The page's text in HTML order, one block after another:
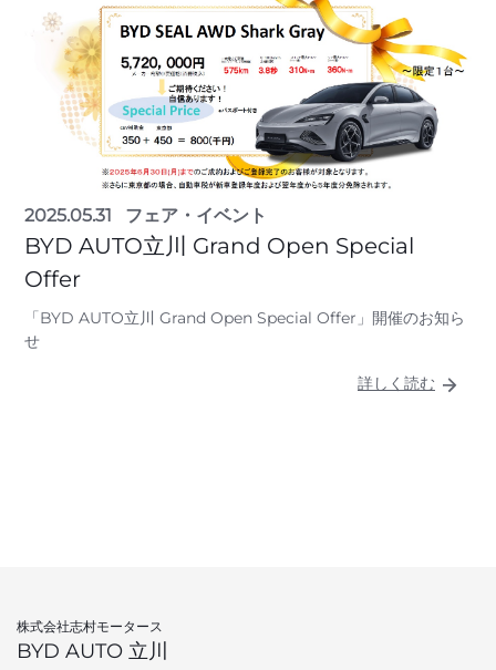
2025.05.31 フェア・イベント
BYD AUTO立川 Grand Open Special
Offer
「BYD AUTO立川 Grand Open Special Offer」開催のお知ら
せ
詳しく読む
株式会社志村モータース
BYD AUTO 立川